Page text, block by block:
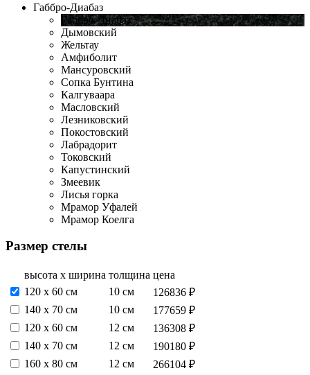
Габбро-Диабаз
Габбро-Диабаз
Дымовский
Жельтау
Амфиболит
Мансуровский
Сопка Бунтина
Калгуваара
Масловский
Лезниковский
Покостовский
Лабрадорит
Токовский
Капустинский
Змеевик
Лисья горка
Мрамор Уфалей
Мрамор Коелга
Размер стелы
высота х ширина толщина цена
120 х 60 см
10 см
126836 ₽
140 х 70 см
10 см
177659 ₽
120 х 60 см
12 см
136308 ₽
140 х 70 см
12 см
190180 ₽
160 х 80 см
12 см
266104 ₽